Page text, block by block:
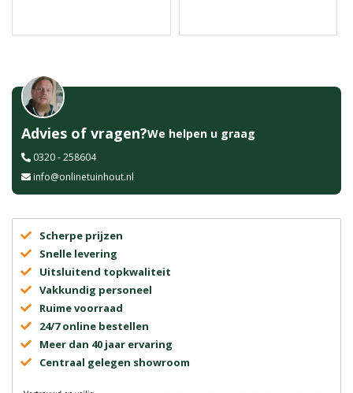
Advies of vragen?We helpen u graag
0320 - 258604
info@onlinetuinhout.nl
Scherpe prijzen
Snelle levering
Uitsluitend topkwaliteit
Vakkundig personeel
Ruime voorraad
24/7 online bestellen
Meer dan 40 jaar ervaring
Centraal gelegen showroom